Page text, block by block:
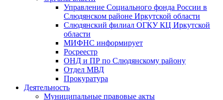
Управление Социального фонда России в
Слюдянском районе Иркутской области
Слюдянский филиал ОГКУ КЦ Иркутской
области
МИФНС информирует
Росреестр
ОНД и ПР по Слюдянскому району
Отдел МВД
Прокуратура
Деятельность
Муниципальные правовые акты